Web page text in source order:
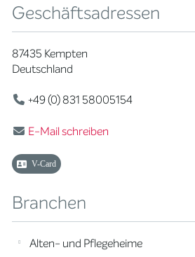
Geschäftsadressen
87435 Kempten
Deutschland
+49 (0) 831 58005154
E-Mail schreiben
V-Card
Branchen
Alten- und Pflegeheime